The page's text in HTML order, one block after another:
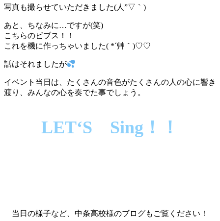
写真も撮らせていただきました(人”▽｀)
あと、ちなみに…ですが(笑)
こちらのビブス！！
これを機に作っちゃいました( *´艸｀)♡♡
話はそれましたが
イベント当日は、たくさんの音色がたくさんの人の心に響き
渡り、みんなの心を奏でた事でしょう。
LET‘S Sing！！
当日の様子など、中条高校様のブログもご覧ください！